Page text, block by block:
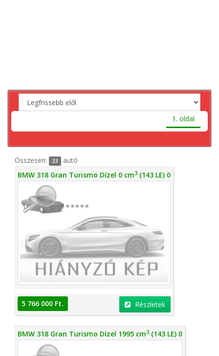
1. oldal
Összesen: 23 autó
BMW 318 Gran Turismo Dízel 0 cm3 (143 LE) 0
5 766 000 Ft. Részletek
BMW 318 Gran Turismo Dízel 1995 cm3 (143 LE) 0